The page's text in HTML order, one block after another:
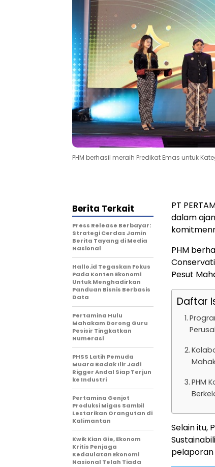
PHM berhasil meraih Predikat Emas untuk
PT
dalam
PHM
Pesut
Daftar
PHM
Selain itu,
pelaporan
Berita Terkait
Press Release Berbayar:
Strategi Cerdas Jamin
Berita Tayang di Media
Nasional
Hallo.id Tegaskan Fokus
Pada Konten Ekonomi
Untuk Menghadirkan
Panduan Bisnis Berbasis
Data
Pertamina Hulu
Mahakam Dorong Guru
Pesisir Tingkatkan
Numerasi
PHSS Latih Pemuda
Muara Badak Ilir Jadi
Rigger Andal Siap Terjun
ke Industri
Pertamina Genjot
Produksi Migas Sambil
Lestarikan Orangutan di
Kalimantan
Kwik Kian Gie, Ekonom
Kritis Penjaga
Kedaulatan Ekonomi
Nasional Telah Tiada